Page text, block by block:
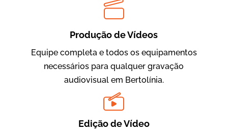
BRF Parceiros
Vídeos de Integração e Segurança
Produção de Vídeos
Equipe completa e todos os equipamentos
necessários para qualquer gravação
audiovisual em Bertolínia.
Edição de Vídeo